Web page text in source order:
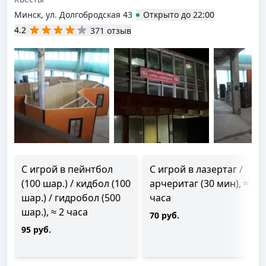
Минск, ул. Долгобродская 43
Открыто до 22:00
4.2
371 отзыв
С игрой в пейнтбол
(100 шар.) / кидбол (100
шар.) / гидробол (500
шар.), ≈ 2 часа
95 руб.
С игрой в лазертаг /
арчеритаг (30 мин), ≈ 2
часа
70 руб.